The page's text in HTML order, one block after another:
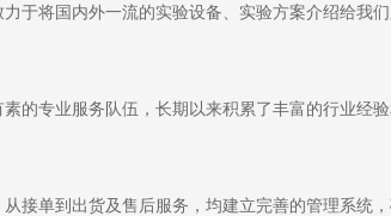
于将国内外一流的实验设备、实验方案介绍给我
专业服务队伍，长期以来积累了丰富的行业经
接单到出货及售后服务，均建立完善的管理系统